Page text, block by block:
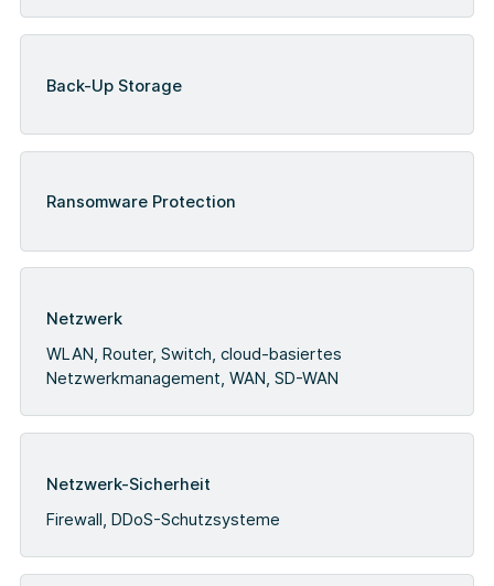
Back-Up Storage
Ransomware Protection
Netzwerk
WLAN, Router, Switch, cloud-basiertes
Netzwerkmanagement, WAN, SD-WAN
Netzwerk-Sicherheit
Firewall, DDoS-Schutzsysteme